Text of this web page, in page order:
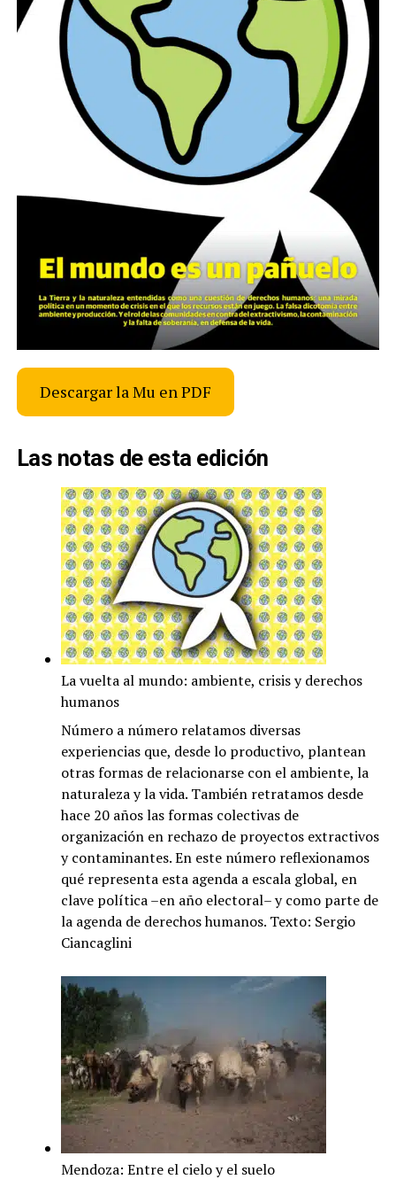
Descargar la Mu en PDF
Las notas de esta edición
La vuelta al mundo: ambiente, crisis y derechos
humanos
Número a número relatamos diversas
experiencias que, desde lo productivo, plantean
otras formas de relacionarse con el ambiente, la
naturaleza y la vida. También retratamos desde
hace 20 años las formas colectivas de
organización en rechazo de proyectos extractivos
y contaminantes. En este número reflexionamos
qué representa esta agenda a escala global, en
clave política –en año electoral– y como parte de
la agenda de derechos humanos. Texto: Sergio
Ciancaglini
Mendoza: Entre el cielo y el suelo